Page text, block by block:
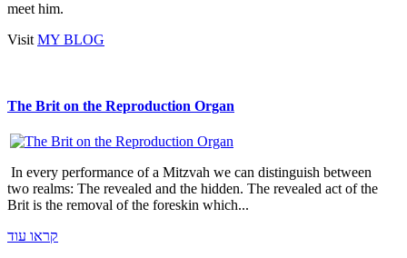
meet him.
Visit MY BLOG
The Brit on the Reproduction Organ
In every performance of a Mitzvah we can distinguish between
two realms: The revealed and the hidden. The revealed act of the
Brit is the removal of the foreskin which...
קראו עוד